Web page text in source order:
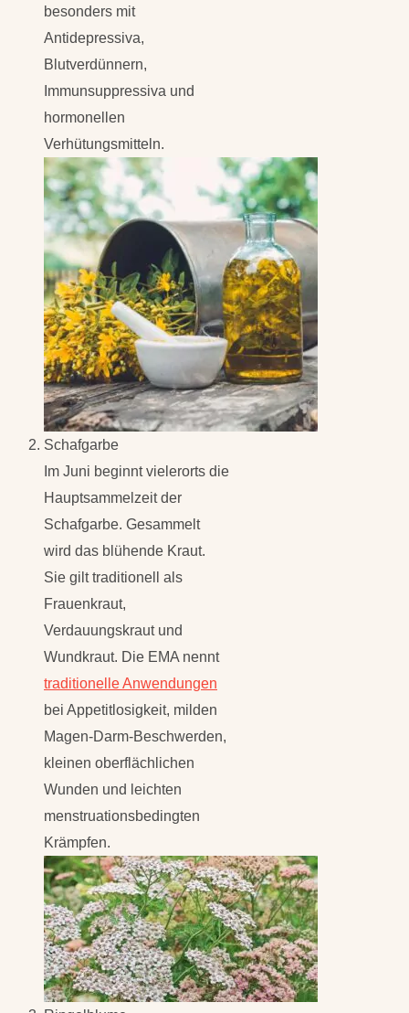
besonders mit
Antidepressiva,
Blutverdünnern,
Immunsuppressiva und
hormonellen
Verhütungsmitteln.
Schafgarbe
Im Juni beginnt vielerorts die
Hauptsammelzeit der
Schafgarbe. Gesammelt
wird das blühende Kraut.
Sie gilt traditionell als
Frauenkraut,
Verdauungskraut und
Wundkraut. Die EMA nennt
traditionelle Anwendungen
bei Appetitlosigkeit, milden
Magen-Darm-Beschwerden,
kleinen oberflächlichen
Wunden und leichten
menstruationsbedingten
Krämpfen.